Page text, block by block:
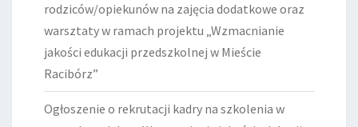
rodziców/opiekunów na zajęcia dodatkowe oraz
warsztaty w ramach projektu „Wzmacnianie
jakości edukacji przedszkolnej w Mieście
Racibórz”
Ogłoszenie o rekrutacji kadry na szkolenia w